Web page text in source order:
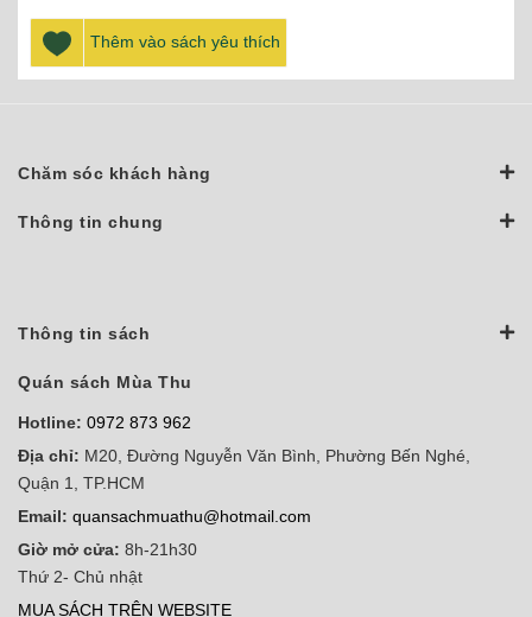
Thêm vào sách yêu thích
Chăm sóc khách hàng
Thông tin chung
Thông tin sách
Quán sách Mùa Thu
Hotline: 0972 873 962
Địa chỉ: M20, Đường Nguyễn Văn Bình, Phường Bến Nghé,
Quận 1, TP.HCM
Email: quansachmuathu@hotmail.com
Giờ mở cửa: 8h-21h30
Thứ 2- Chủ nhật
MUA SÁCH TRÊN WEBSITE